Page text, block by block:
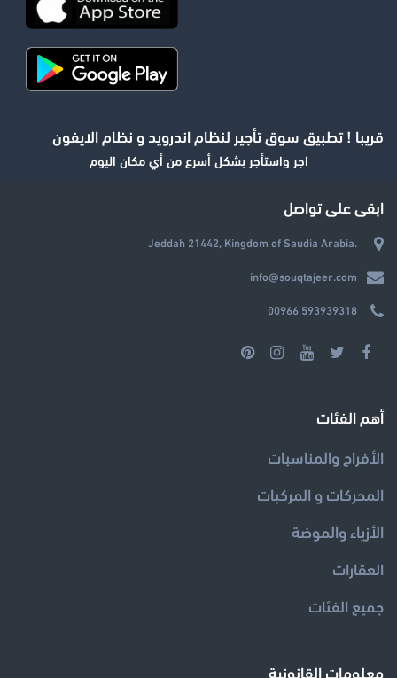
قريبا ! تطبيق سوق تأجير لنظام اندرويد و نظام الايفون
اجر واستأجر بشكل أسرع من أي مكان اليوم
ابقى على تواصل
Jeddah 21442, Kingdom of Saudia Arabia.
info@souqtajeer.com
00966 593939318
أهم الفئات
الأفراح والمناسبات
المحركات و المركبات
الأزياء والموضة
العقارات
جميع الفئات
معلومات القانونية